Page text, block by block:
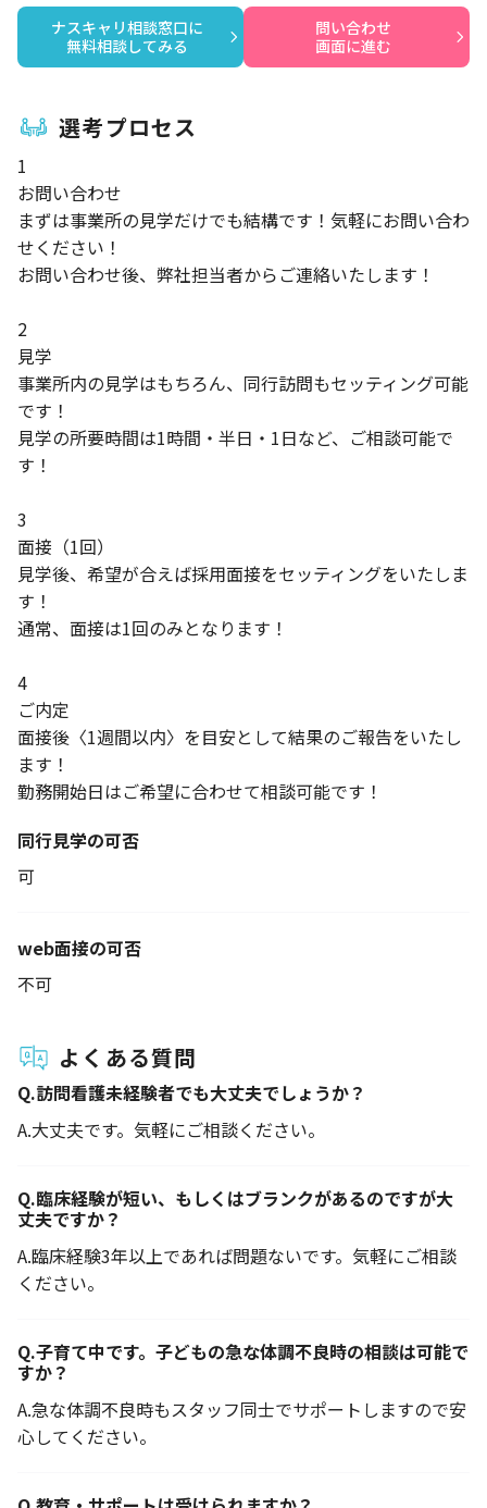
ナスキャリ相談窓口に
無料相談してみる
問い合わせ
画面に進む
選考プロセス
1
お問い合わせ
まずは事業所の見学だけでも結構です！気軽にお問い合わ
せください！
お問い合わせ後、弊社担当者からご連絡いたします！
2
見学
事業所内の見学はもちろん、同行訪問もセッティング可能
です！
見学の所要時間は1時間・半日・1日など、ご相談可能で
す！
3
面接（1回）
見学後、希望が合えば採用面接をセッティングをいたしま
す！
通常、面接は1回のみとなります！
4
ご内定
面接後〈1週間以内〉を目安として結果のご報告をいたし
ます！
勤務開始日はご希望に合わせて相談可能です！
同行見学の可否
可
web面接の可否
不可
よくある質問
Q.訪問看護未経験者でも大丈夫でしょうか？
A.大丈夫です。気軽にご相談ください。
Q.臨床経験が短い、もしくはブランクがあるのですが大
丈夫ですか？
A.臨床経験3年以上であれば問題ないです。気軽にご相談
ください。
Q.子育て中です。子どもの急な体調不良時の相談は可能で
すか？
A.急な体調不良時もスタッフ同士でサポートしますので安
心してください。